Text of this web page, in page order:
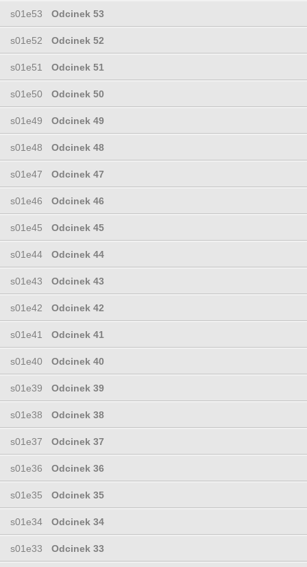
s01e53 Odcinek 53
s01e52 Odcinek 52
s01e51 Odcinek 51
s01e50 Odcinek 50
s01e49 Odcinek 49
s01e48 Odcinek 48
s01e47 Odcinek 47
s01e46 Odcinek 46
s01e45 Odcinek 45
s01e44 Odcinek 44
s01e43 Odcinek 43
s01e42 Odcinek 42
s01e41 Odcinek 41
s01e40 Odcinek 40
s01e39 Odcinek 39
s01e38 Odcinek 38
s01e37 Odcinek 37
s01e36 Odcinek 36
s01e35 Odcinek 35
s01e34 Odcinek 34
s01e33 Odcinek 33